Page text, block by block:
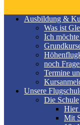
Ausbildung &
Was ist
Ich
noch
Termine
Unsere
Die Schule
Hier
Mit